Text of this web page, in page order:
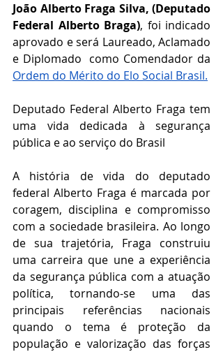
João Alberto Fraga Silva, (Deputado
Federal Alberto Braga), foi indicado
aprovado e será Laureado, Aclamado
Ordem do Mérito do Elo Social Brasil.
Deputado Federal Alberto Fraga tem
uma vida dedicada à segurança
pública e ao serviço do Brasil
A história de vida do deputado
federal Alberto Fraga é marcada por
coragem, disciplina e compromisso
com a sociedade brasileira. Ao longo
de sua trajetória, Fraga construiu
uma carreira que une a experiência
da segurança pública com a atuação
política, tornando-se uma das
principais referências nacionais
quando o tema é proteção da
população e valorização das forças